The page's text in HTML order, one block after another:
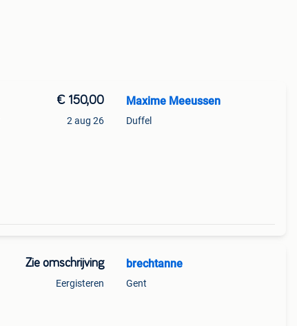
€ 150,00
2 aug 26
Maxime Meeussen
Duffel
Zie omschrijving
Eergisteren
brechtanne
Gent